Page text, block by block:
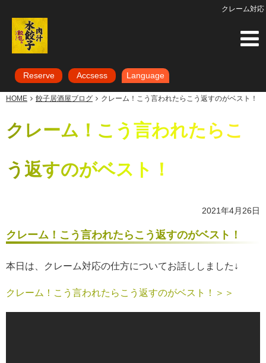
クレーム対応
Reserve Accsess Language
HOME 餃子居酒屋ブログ クレーム！こう言われたらこう返すのがベスト！
クレーム！こう言われたらこ
う返すのがベスト！
2021年4月26日
クレーム！こう言われたらこう返すのがベスト！
本日は、クレーム対応の仕方についてお話ししました ↓
クレーム！こう言われたらこう返すのがベスト！ ＞＞